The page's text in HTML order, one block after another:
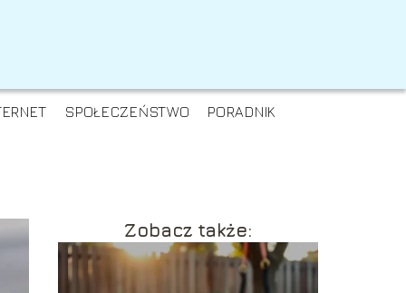
SPOŁECZEŃSTWO PORADNIK
Zobacz także: